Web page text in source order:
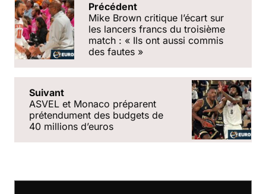
Précédent
Mike Brown critique l’écart sur
les lancers francs du troisième
match : « Ils ont aussi commis
des fautes »
Suivant
ASVEL et Monaco préparent
prétendument des budgets de
40 millions d’euros